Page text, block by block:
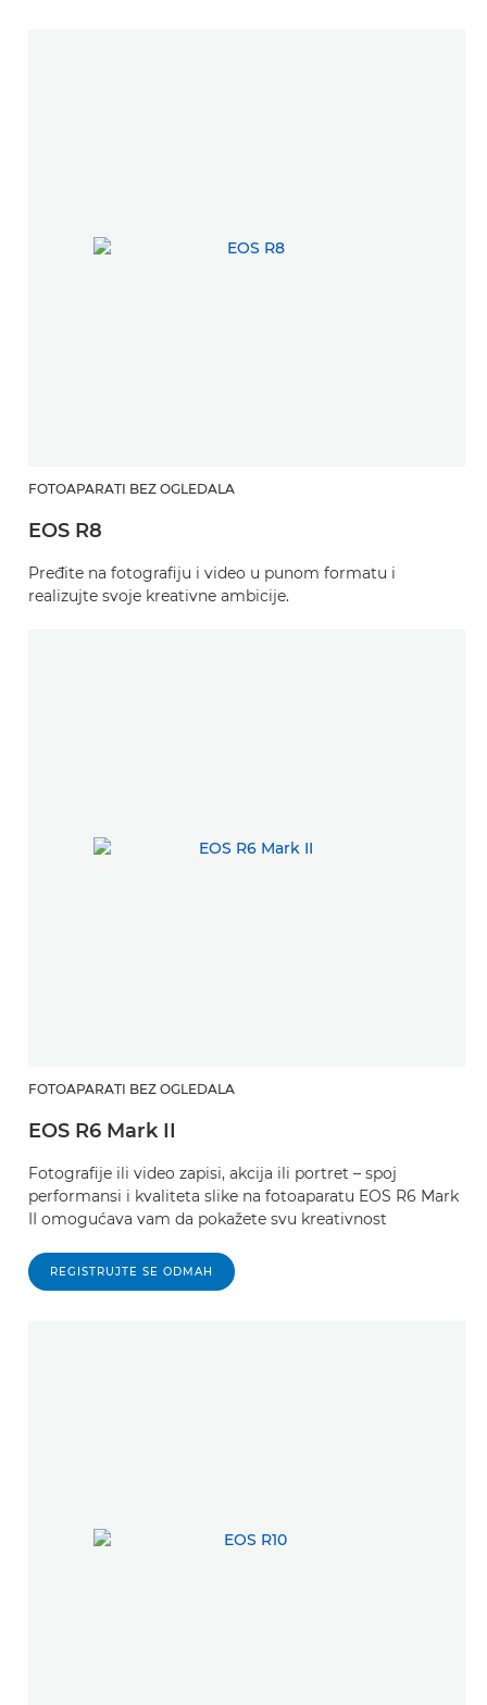
FOTOAPARATI BEZ OGLEDALA
EOS R8
Pređite na fotografiju i video u punom formatu i
realizujte svoje kreativne ambicije.
FOTOAPARATI BEZ OGLEDALA
EOS R6 Mark II
Fotografije ili video zapisi, akcija ili portret – spoj
performansi i kvaliteta slike na fotoaparatu EOS R6 Mark
II omogućava vam da pokažete svu kreativnost
REGISTRUJTE SE ODMAH